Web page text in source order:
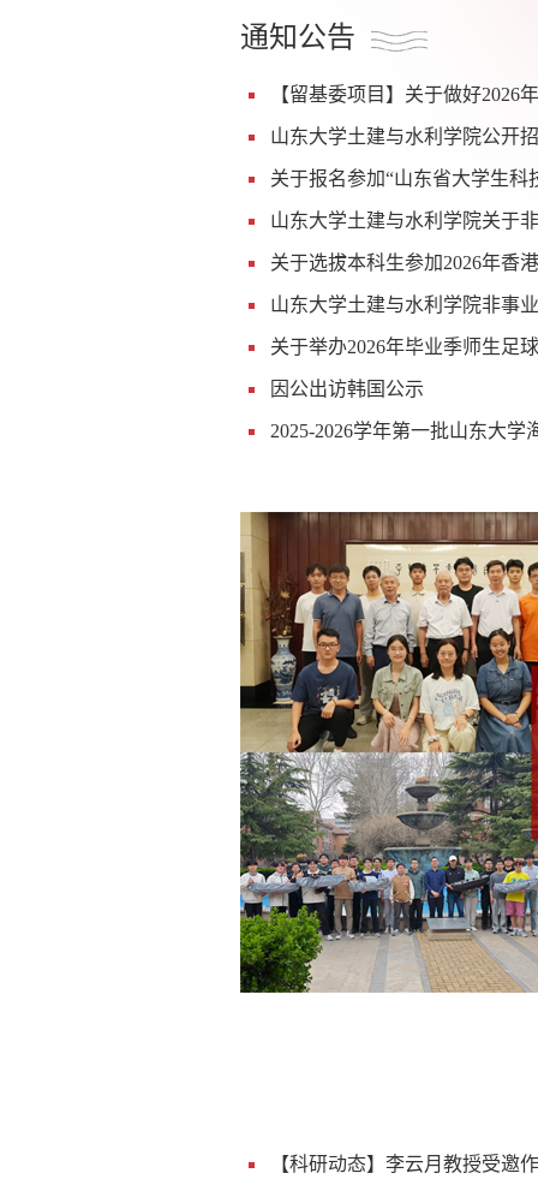
通知公告
【留基委项目】关于做好2026
山东大学土建与水利学院公开
关于报名参加“山东省大学生
山东大学土建与水利学院关于
关于选拔本科生参加2026年香
山东大学土建与水利学院非事
关于举办2026年毕业季师生足
因公出访韩国公示
2025-2026学年第一批山东大
【科研动态】李云月教授受邀